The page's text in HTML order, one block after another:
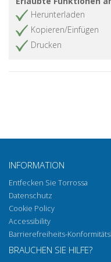
Herunterladen
Kopieren/Einfügen
Drucken
INFORMATION
Entfecken Sie Torrossa
Datenschutz
Cookie Policy
Accessibility
Barrierefreiheits-
BRAUCHEN SIE HILFE?